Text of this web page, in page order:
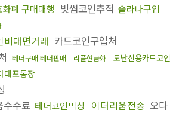
화폐 구매대행 빗썸코인추적 솔라나구입
비대면거래 카드코인구입처
테더구매 테더판매 리플현금화
도난신용카드코인
대포통장
수수료 테더코인믹싱 이더리움전송 오다